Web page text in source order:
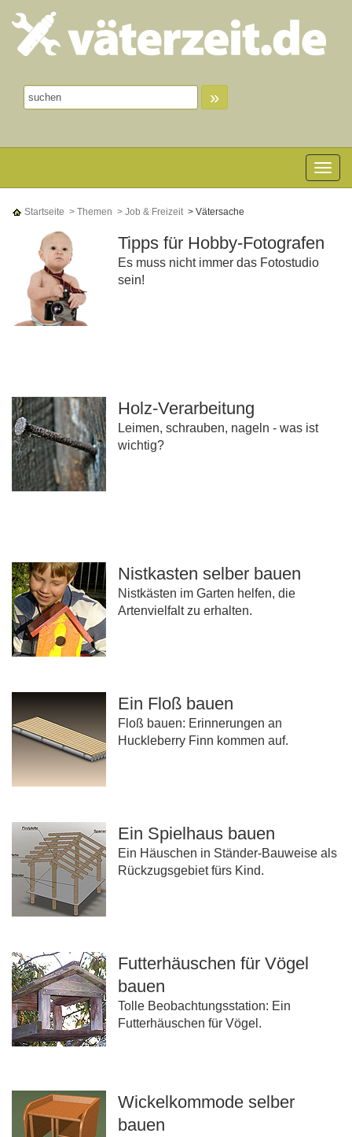
»
Toggle
Startseite > Themen > Job & Freizeit > Vätersache
Tipps für Hobby-Fotografen
Es muss nicht immer das Fotostudio
sein!
Holz-Verarbeitung
Leimen, schrauben, nageln - was ist
wichtig?
Nistkasten selber bauen
Nistkästen im Garten helfen, die
Artenvielfalt zu erhalten.
Ein Floß bauen
Floß bauen: Erinnerungen an
Huckleberry Finn kommen auf.
Ein Spielhaus bauen
Ein Häuschen in Ständer-Bauweise als
Rückzugsgebiet fürs Kind.
Futterhäuschen für Vögel
bauen
Tolle Beobachtungsstation: Ein
Futterhäuschen für Vögel.
Wickelkommode selber
bauen